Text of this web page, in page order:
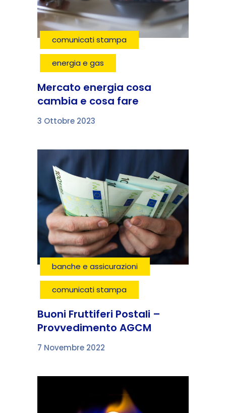
comunicati stampa
energia e gas
Mercato energia cosa
cambia e cosa fare
3 Ottobre 2023
banche e assicurazioni
comunicati stampa
Buoni Fruttiferi Postali –
Provvedimento AGCM
7 Novembre 2022